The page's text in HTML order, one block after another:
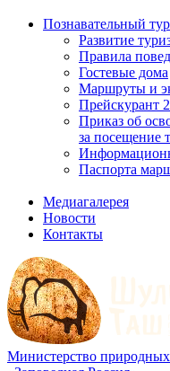
Познавательный
Развитие
Правила
Гостевые дома
Маршруты и
Прейскурант
Приказ об
за посещение
Паспорта
Медиагалерея
Новости
Контакты
Министерство